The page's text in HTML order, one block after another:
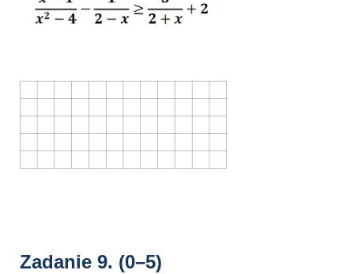
Zadanie 9. (0–5)